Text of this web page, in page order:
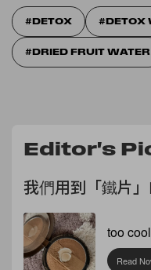
DETOX DETOX
DRIED FRUIT WATER
Editor's
我們用到「鐵片
too
Read